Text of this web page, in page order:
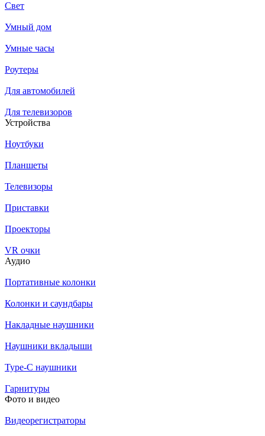
Свет
Умный дом
Умные часы
Роутеры
Для автомобилей
Для телевизоров
Устройства
Ноутбуки
Планшеты
Телевизоры
Приставки
Проекторы
VR очки
Аудио
Портативные колонки
Колонки и саундбары
Накладные наушники
Наушники вкладыши
Type-C наушники
Гарнитуры
Фото и видео
Видеорегистраторы